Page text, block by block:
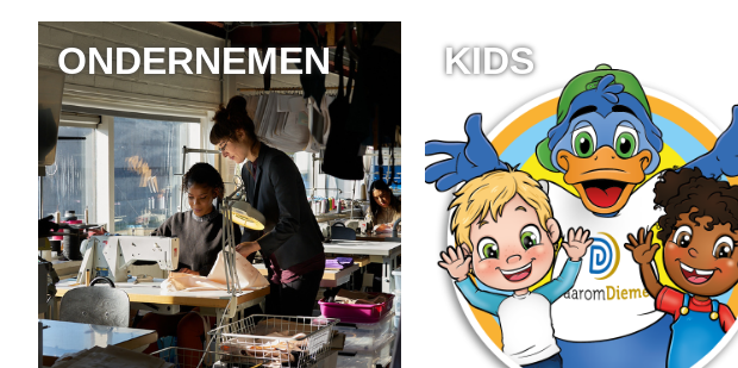
ONDERNEMEN KIDS